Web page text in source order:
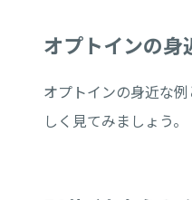
オプトインの身
オプトインの身近な
しく見てみましょう。